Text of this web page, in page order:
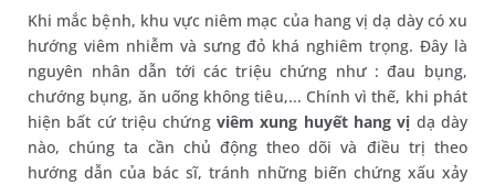
Khi mắc bệnh, khu vực niêm mạc của hang vị dạ dày có xu
hướng viêm nhiễm và sưng đỏ khá nghiêm trọng. Đây là
nguyên nhân dẫn tới các triệu chứng như : đau bụng,
chướng bụng, ăn uống không tiêu,... Chính vì thế, khi phát
hiện bất cứ triệu chứng viêm xung huyết hang vị dạ dày
nào, chúng ta cần chủ động theo dõi và điều trị theo
hướng dẫn của bác sĩ, tránh những biến chứng xấu xảy